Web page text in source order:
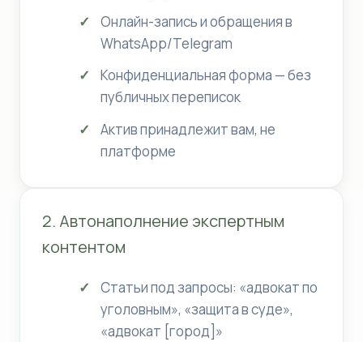
Онлайн-запись и обращения в
WhatsApp/Telegram
Конфиденциальная форма — без
публичных переписок
Актив принадлежит вам, не
платформе
2. Автонаполнение экспертным
контентом
Статьи под запросы: «адвокат по
уголовным», «защита в суде»,
«адвокат [город]»